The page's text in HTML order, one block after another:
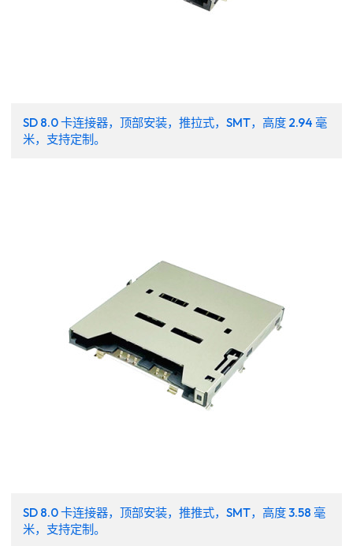
SD 8.0 卡连接器，顶部安装，推拉式，SMT，高度 2.94 毫
米，支持定制。
SD 8.0 卡连接器，顶部安装，推推式，SMT，高度 3.58 毫
米，支持定制。